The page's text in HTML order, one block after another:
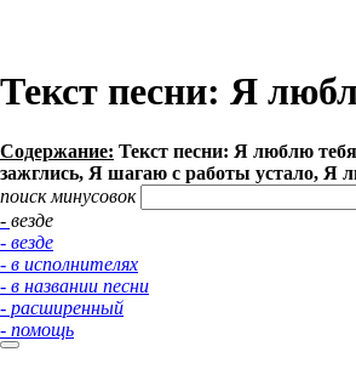
Текст песни: Я
Содержание: Текст песни: Я люблю
зажглись, Я шагаю с работы устало, Я
поиск минусовок
- везде
- везде
- в исполнителях
- в названии песни
- расширенный
- помощь